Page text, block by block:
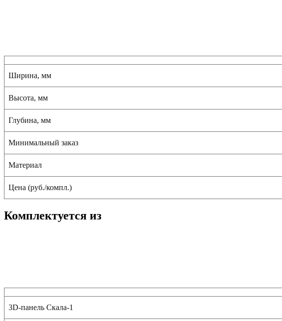
Ширина, мм
Высота, мм
Глубина, мм
Минимальный заказ
Материал
Цена (руб./компл.)
Комплектуется из
3D-панель Скала-1